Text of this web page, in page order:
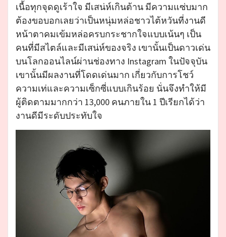
เนื้อทุกจุดดูเร้าใจ มีเสน่ห์เกินต้าน มีความแซ่บมาก
ต้องขอบอกเลยว่าเป็นหนุ่มหล่อชาวไต้หวันที่งานดี
หน้าตาคมเข้มหล่อครบกระชากใจแบบเน้นๆ เป็น
คนที่มีสไตล์และมีเสน่ห์ของจริง เขานั้นเป็นดาวเด่น
บนโลกออนไลน์ผ่านช่องทาง Instagram ในปัจจุบัน
เขานั้นมีผลงานที่โดดเด่นมาก เกี่ยวกับการโชว์
ความเท่และความเซ็กซี่แบบเกินร้อย นั่นจึงทำให้มี
ผู้ติดตามมากกว่า 13,000 คนภายใน 1 ปีเรียกได้ว่า
งานดีมีระดับประทับใจ